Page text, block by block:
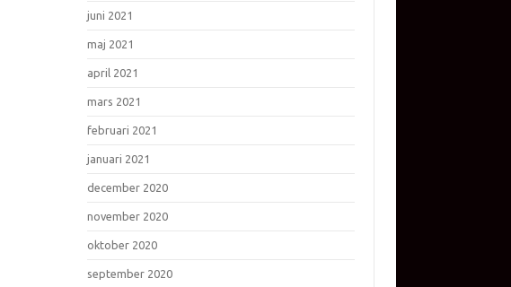
juni 2021
maj 2021
april 2021
mars 2021
februari 2021
januari 2021
december 2020
november 2020
oktober 2020
september 2020